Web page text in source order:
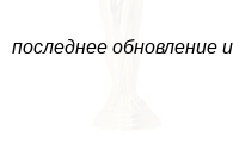
последнее обновление